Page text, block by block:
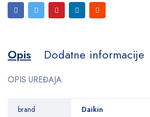
Opis Dodatne informacije
OPIS UREĐAJA
brand Daikin